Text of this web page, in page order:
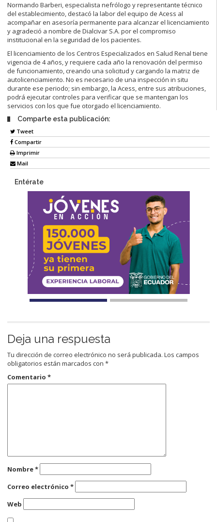
Normando Barberi, especialista nefrólogo y representante técnico
del establecimiento, destacó la labor del equipo de Acess al
acompañar en asesoría permanente para alcanzar el licenciamiento
y agradeció a nombre de Dialcivar S.A. por el compromiso
institucional en la seguridad de los pacientes.
El licenciamiento de los Centros Especializados en Salud Renal tiene
vigencia de 4 años, y requiere cada año la renovación del permiso
de funcionamiento, creando una solicitud y cargando la matriz de
autolicenciamiento. No es necesario de una inspección in situ
durante ese periodo; sin embargo, la Acess, entre sus atribuciones,
podrá ejecutar controles para verificar que se mantengan los
servicios con los que fue otorgado el licenciamiento.
Comparte esta publicación:
Tweet
Compartir
Imprimir
Mail
Entérate
Deja una respuesta
Tu dirección de correo electrónico no será publicada. Los campos
obligatorios están marcados con *
Comentario *
Nombre*
Correo electrónico *
Web